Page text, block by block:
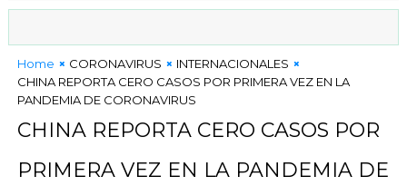
Home CORONAVIRUS
INTERNACIONALES
CHINA REPORTA CERO CASOS POR PRIMERA VEZ EN LA
PANDEMIA DE CORONAVIRUS
CHINA REPORTA CERO CASOS POR
PRIMERA VEZ EN LA PANDEMIA DE